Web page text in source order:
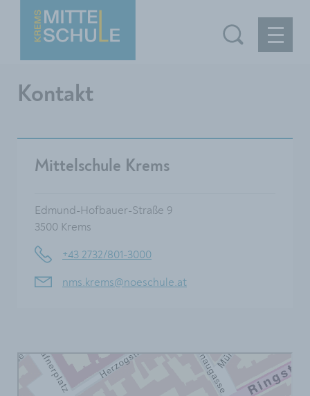
Kontakt
Mittelschule Krems
Edmund-Hofbauer-Straße 9
3500 Krems
+43 2732/801-3000
nms.krems@noeschule.at